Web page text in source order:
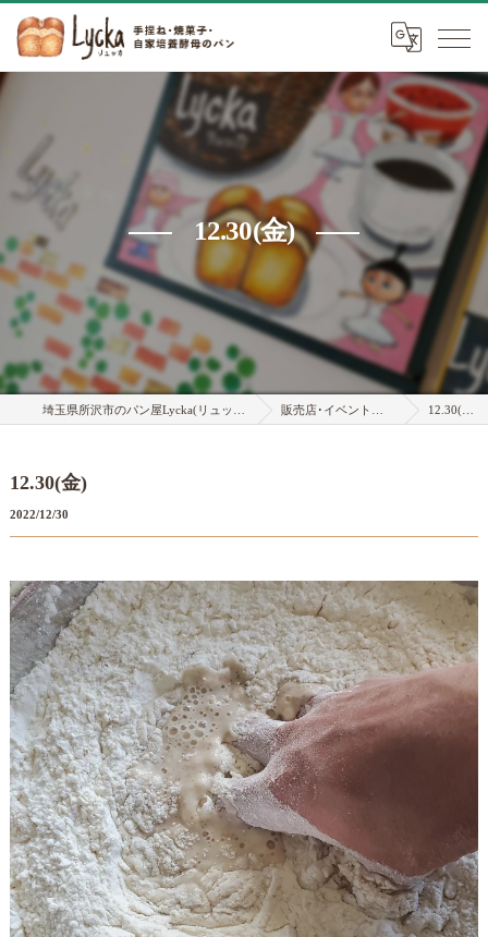
12.30(金)
販売店･イベント情報 12.30(金)
12.30(金)
2022/12/30